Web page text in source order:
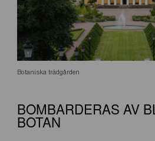
Botaniska trädgården
BOMBARDERAS AV
BOTAN